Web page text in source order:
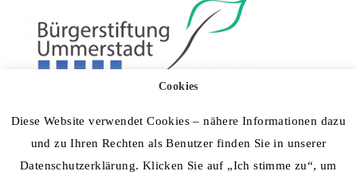
Cookies
Diese Website verwendet Cookies – nähere Informationen dazu
und zu Ihren Rechten als Benutzer finden Sie in unserer
Datenschutzerklärung. Klicken Sie auf „Ich stimme zu“, um